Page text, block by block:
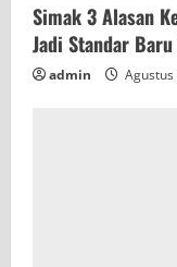
Simak 3 Alasan
Jadi Standar
admin